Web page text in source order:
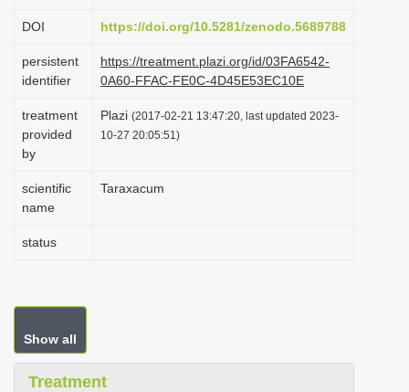
g
t
o
DOI https://doi.org/10.5281/zenodo.5689788
persistent
identifier
https://treatment.plazi.org/id/03FA6542-
0A60-FFAC-FE0C-4D45E53EC10E
treatment
provided
by
Plazi (2017-02-21 13:47:20, last updated 2023-
10-27 20:05:51)
scientific
name
Taraxacum
status
Show all
Treatment